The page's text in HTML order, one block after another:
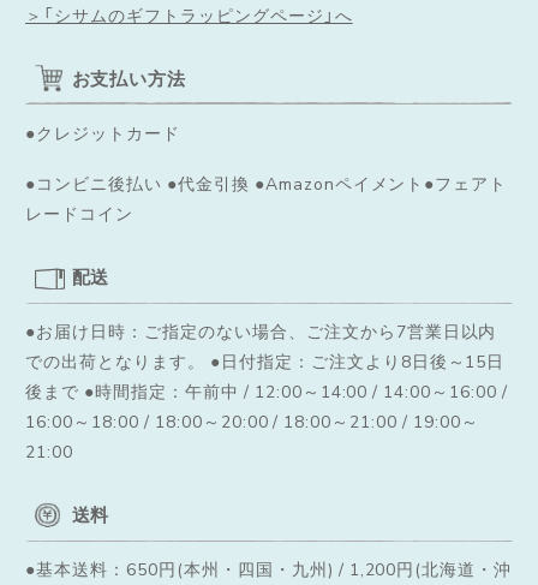
＞「シサムのギフトラッピングページ」へ
お支払い方法
●クレジットカード
●コンビニ後払い ●代金引換 ●Amazonペイメント●フェアト
レードコイン
配送
●お届け日時：ご指定のない場合、ご注文から7営業日以内
での出荷となります。
●日付指定：ご注文より8日後～15日
後まで ●時間指定：午前中 / 12:00～14:00 / 14:00～16:00 /
16:00～18:00 / 18:00～20:00 / 18:00～21:00 / 19:00～
21:00
送料
●基本送料：650円(本州・四国・九州) / 1,200円(北海道・沖